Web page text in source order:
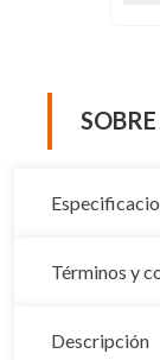
Términos y
Descripción